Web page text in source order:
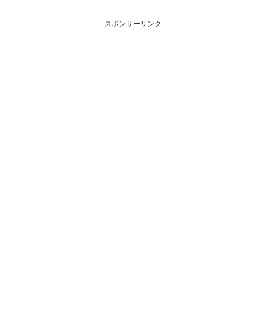
スポンサーリンク